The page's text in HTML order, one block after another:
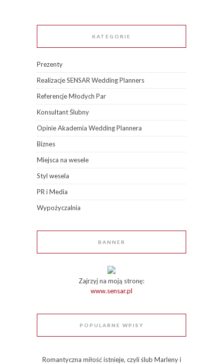
KATEGORIE
Prezenty
Realizacje SENSAR Wedding Planners
Referencje Młodych Par
Konsultant Ślubny
Opinie Akademia Wedding Plannera
Biznes
Miejsca na wesele
Styl wesela
PR i Media
Wypożyczalnia
BANNER
Zajrzyj na moją stronę:
www.sensar.pl
POPULARNE WPISY
Romantyczna miłość istnieje, czyli ślub Marleny i